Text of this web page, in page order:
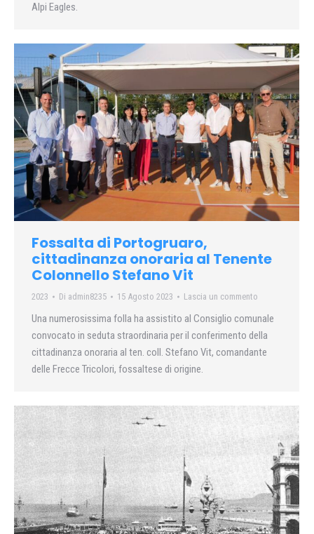
Alpi Eagles.
Fossalta di Portogruaro,
cittadinanza onoraria al Tenente
Colonnello Stefano Vit
2023 Di admin8235 15 Agosto 2023 Lascia un commento
Una numerosissima folla ha assistito al Consiglio comunale
convocato in seduta straordinaria per il conferimento della
cittadinanza onoraria al ten. coll. Stefano Vit, comandante
delle Frecce Tricolori, fossaltese di origine.